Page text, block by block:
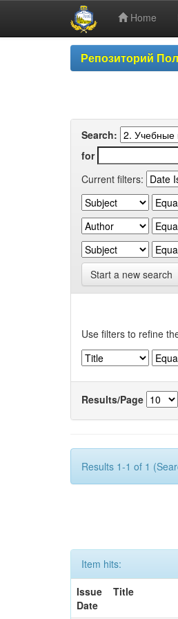
Home
Репозиторий
Search:
for
Current filters:
Start a new search
Use filters to refine
Results/Page
Results 1-1 of 1
Item hits:
Issue
Date
Title